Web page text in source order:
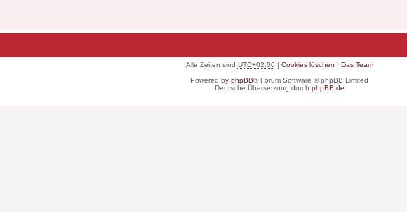
Alle Zeiten sind UTC+02:00| Cookies löschen | Das Team
Powered by phpBB® Forum Software © phpBB Limited
Deutsche Übersetzung durch phpBB.de